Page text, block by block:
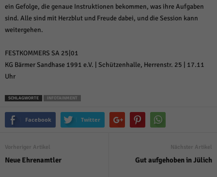
ein Gefolge, die genaue Instruktionen bekommen, was ihre Aufgaben
sind. Alle sind mit Herzblut und Freude dabei, und die Session kann
weitergehen.
FESTKOMMERS SA 25|01
KG Bärmer Sandhase 1991 e.V. | Schützenhalle, Herrenstr. 25 | 17.11
Uhr
SCHLAGWORTE INFOTAINMENT
Facebook Twitter
Vorheriger Artikel
Neue Ehrenamtler
Nächster Artikel
Gut aufgehoben in Jülich
Externe Medien (6)
Inhalte von Videoplattformen und Social-Media-Plattformen werden
standardmäßig blockiert. Wenn Cookies von externen Medien akzeptiert
Cookie-Informationen anzeigen
powered by Borlabs Cookie